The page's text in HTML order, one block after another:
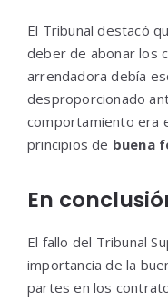
El Tribunal destacó
deber de abonar los
arrendadora debía
desproporcionado
comportamiento era
principios de buena
En
El fallo del Tribunal
importancia de la
partes en los